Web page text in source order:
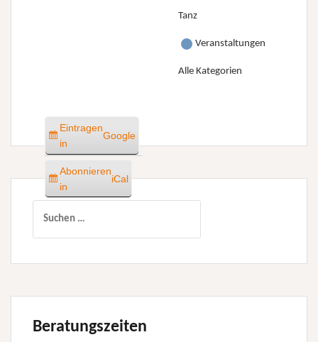
Tanz
Veranstaltungen
Alle Kategorien
Eintragen
in
Google
Abonnieren
in
iCal
Beratungszeiten